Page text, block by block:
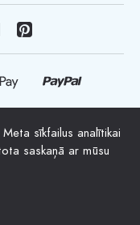
- happymoon.com
logotipi ir
zīmes
sīkfailus analītikai
saskaņā ar mūsu